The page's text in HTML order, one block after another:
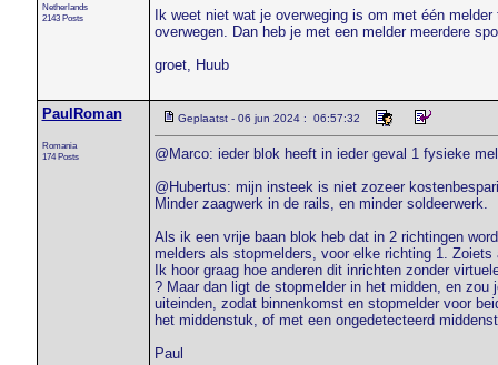
Netherlands
2143 Posts
Ik weet niet wat je overweging is om met één
overwegen. Dan heb je met een melder meerdere
groet, Huub
PaulRoman
Romania
174 Posts
Geplaatst - 06 jun 2024 : 06:57:32
@Marco: ieder blok heeft in ieder geval 1 fysieke
@Hubertus: mijn insteek is niet zozeer
Minder zaagwerk in de rails, en minder soldeerwerk.
Als ik een vrije baan blok heb dat in 2 richtingen
melders als stopmelders, voor elke richting 1.
Ik hoor graag hoe anderen dit inrichten zonder
? Maar dan ligt de stopmelder in het midden, en
uiteinden, zodat binnenkomst en stopmelder voor
het middenstuk, of met een ongedetecteerd
Paul